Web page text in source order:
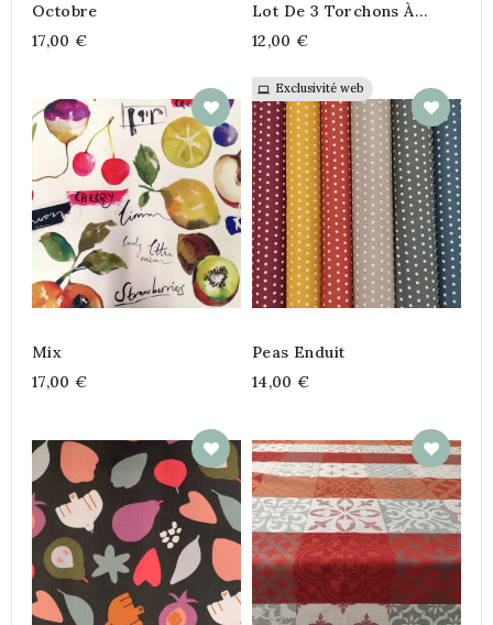
Octobre
17,00 €
Lot De 3 Torchons À
Confectionner
"COCKTAIL"
12,00 €
Mix
17,00 €
Exclusivité web
Peas Enduit
14,00 €